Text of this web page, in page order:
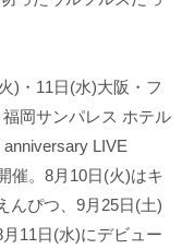
)・11日(水)大阪・フ
岡サンパレス ホテル
LIVE
催。8月10日(火)はキ
んぴつ、9月25日(土)
11日(水)にデビュー